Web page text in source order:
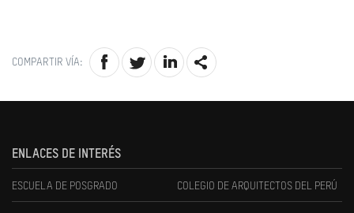
COMPARTIR VÍA:
ENLACES DE INTERÉS
ESCUELA DE POSGRADO COLEGIO DE ARQUITECTOS DEL PERÚ